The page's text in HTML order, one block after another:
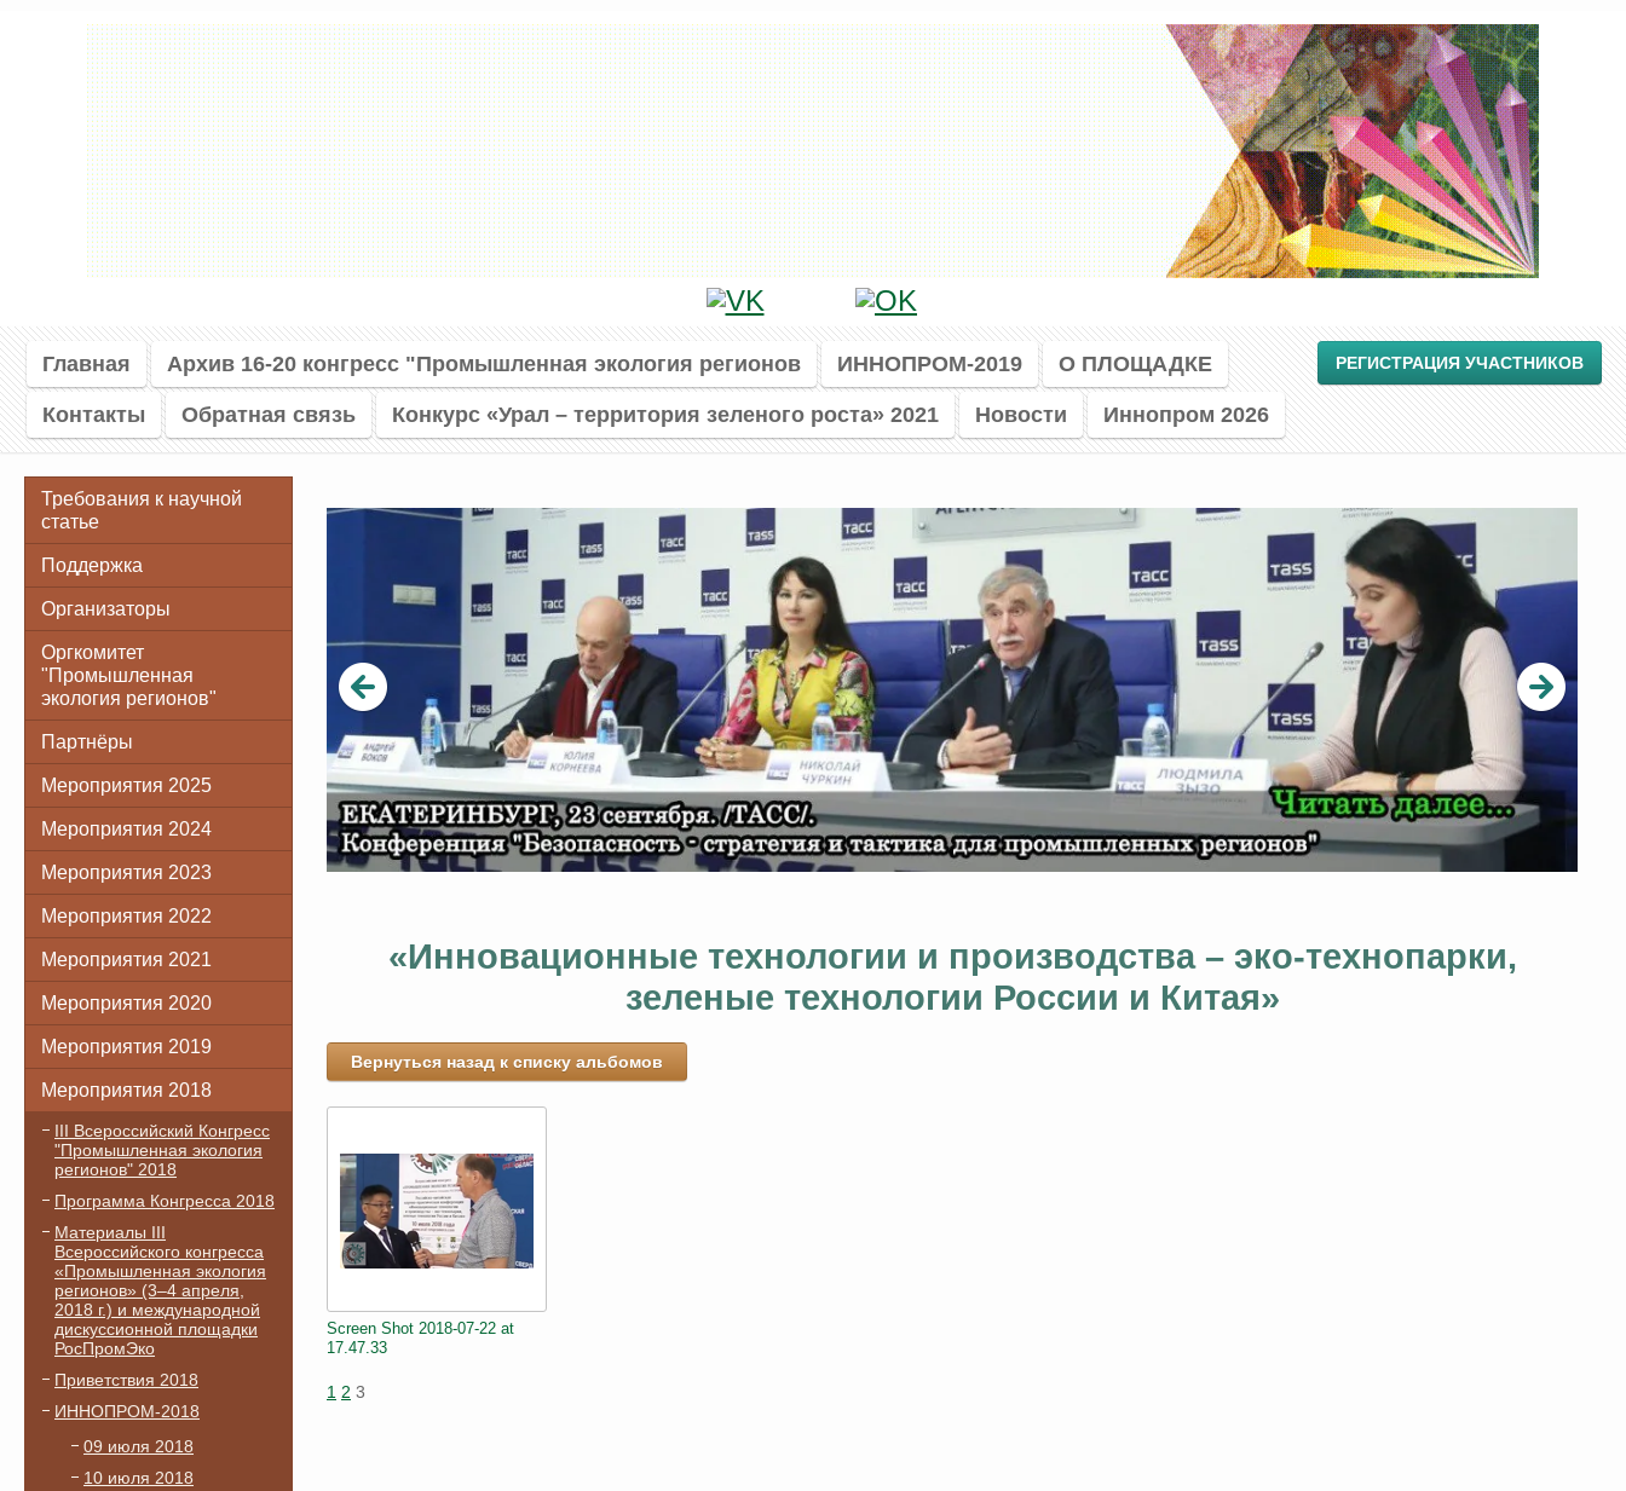
Главная Архив 16-20 конгресс "Промышленная экология регионов ИННОПРОМ-2019
О ПЛОЩАДКЕ
Контакты
Обратная связь Конкурс «Урал – территория зеленого роста» 2021 Новости Иннопром 2026
РЕГИСТРАЦИЯ УЧАСТНИКОВ
Требования к научной
статье
Поддержка
Организаторы
Оргкомитет
"Промышленная
экология регионов"
Партнёры
Мероприятия 2025
Мероприятия 2024
Мероприятия 2023
Мероприятия 2022
Мероприятия 2021
Мероприятия 2020
Мероприятия 2019
Мероприятия 2018
III Всероссийский Конгресс
"Промышленная экология
регионов" 2018
Программа Конгресса 2018
Материалы III
Всероссийского конгресса
«Промышленная экология
регионов» (3–4 апреля,
2018 г.) и международной
дискуссионной площадки
РосПромЭко
Приветствия 2018
ИННОПРОМ-2018
09 июля 2018
10 июля 2018
«Инновационные технологии и производства – эко-технопарки,
зеленые технологии России и Китая»
Вернуться назад к списку альбомов
Screen Shot 2018-07-22 at
17.47.33
1 2 3